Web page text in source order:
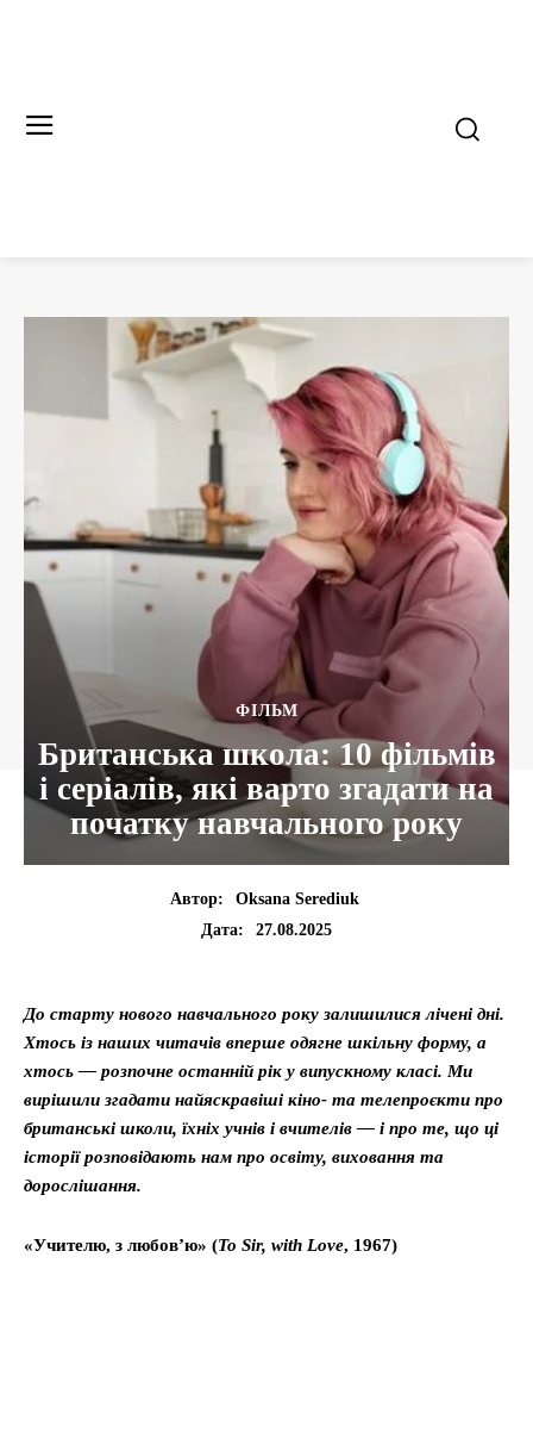
ФІЛЬМ
Британська школа: 10 фільмів
і серіалів, які варто згадати на
початку навчального року
Автор:
Oksana Serediuk
Дата:
27.08.2025
До старту нового навчального року залишилися лічені дні.
Хтось із наших читачів вперше одягне шкільну форму, а
хтось — розпочне останній рік у випускному класі. Ми
вирішили згадати найяскравіші кіно- та телепроєкти про
британські школи, їхніх учнів і вчителів — і про те, що ці
історії розповідають нам про освіту, виховання та
дорослішання.
«Учителю, з любов’ю» (To Sir, with Love, 1967)